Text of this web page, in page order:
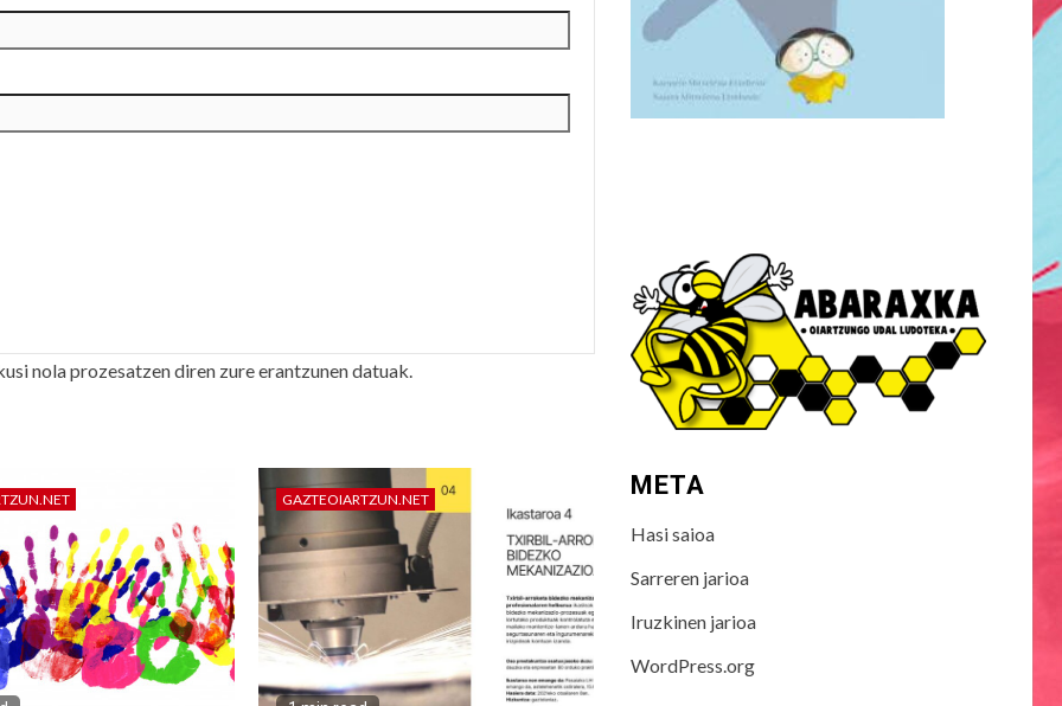
nola prozesatzen diren zure erantzunen datuak.
GAZTEOIARTZUN.NET META
Hasi saioa
Sarreren jarioa
Iruzkinen jarioa
WordPress.org